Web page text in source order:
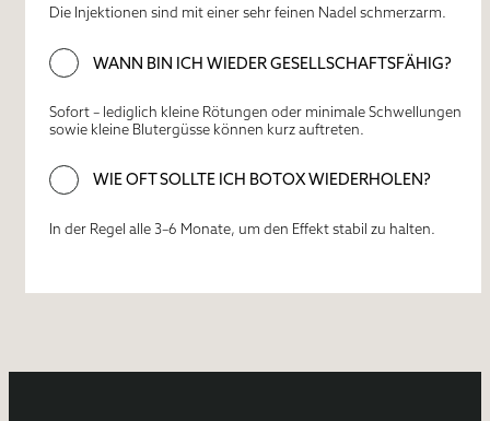
Die Injektionen sind mit einer sehr feinen Nadel schmerzarm.
WANN BIN ICH WIEDER GESELLSCHAFTSFÄHIG?
Sofort – lediglich kleine Rötungen oder minimale Schwellungen
sowie kleine Blutergüsse können kurz auftreten.
WIE OFT SOLLTE ICH BOTOX WIEDERHOLEN?
In der Regel alle 3–6 Monate, um den Effekt stabil zu halten.